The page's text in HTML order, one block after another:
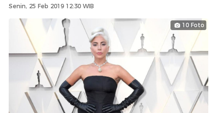
Senin, 25 Feb 2019 12:30 WIB
10 Foto